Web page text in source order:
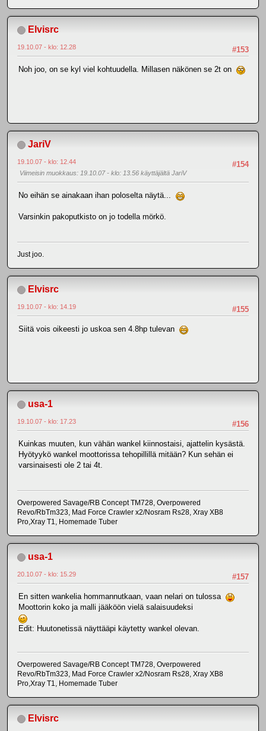
Elvisrc
#153
19.10.07 - klo: 12.28
Noh joo, on se kyl viel kohtuudella. Millasen näkönen se 2t on
JariV
#154
19.10.07 - klo: 12.44
Viimeisin muokkaus: 19.10.07 - klo: 13.56 käyttäjältä JariV
No eihän se ainakaan ihan poloselta näytä...
Varsinkin pakoputkisto on jo todella mörkö.
Just joo.
Elvisrc
#155
19.10.07 - klo: 14.19
Siitä vois oikeesti jo uskoa sen 4.8hp tulevan
usa-1
#156
19.10.07 - klo: 17.23
Kuinkas muuten, kun vähän wankel kiinnostaisi, ajattelin kysästä.
Hyötyykö wankel moottorissa tehopillillä mitään? Kun sehän ei
varsinaisesti ole 2 tai 4t.
Overpowered Savage/RB Concept TM728, Overpowered
Revo/RbTm323, Mad Force Crawler x2/Nosram Rs28, Xray XB8
Pro,Xray T1, Homemade Tuber
usa-1
#157
20.10.07 - klo: 15.29
En sitten wankelia hommannutkaan, vaan nelari on tulossa
Moottorin koko ja malli jääköön vielä salaisuudeksi
Edit: Huutonetissä näyttääpi käytetty wankel olevan.
Overpowered Savage/RB Concept TM728, Overpowered
Revo/RbTm323, Mad Force Crawler x2/Nosram Rs28, Xray XB8
Pro,Xray T1, Homemade Tuber
Elvisrc